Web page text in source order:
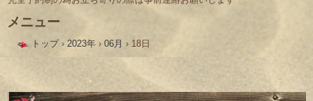
メニュー
へ
トップ › 2023年 › 06月 › 18日